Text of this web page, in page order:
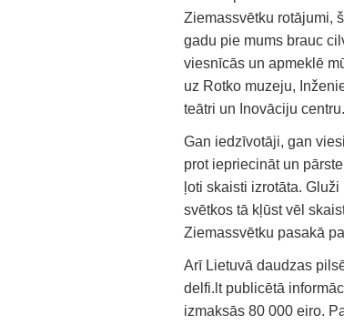
Ziemassvētku rotājumi,
gadu pie mums brauc
viesnīcās un apmeklē
uz Rotko muzeju,
teātri un Inovāciju
Gan iedzīvotāji, gan
prot iepriecināt un
ļoti skaisti izrotāta.
svētkos tā kļūst vēl
Ziemassvētku pasakā
Arī Lietuvā daudzas
delfi.lt publicētā
izmaksās 80 000 eiro.